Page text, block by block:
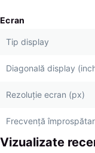
Ecran
Tip display
Diagonală display
Rezoluție ecran (px)
Frecvență
Vizualizate